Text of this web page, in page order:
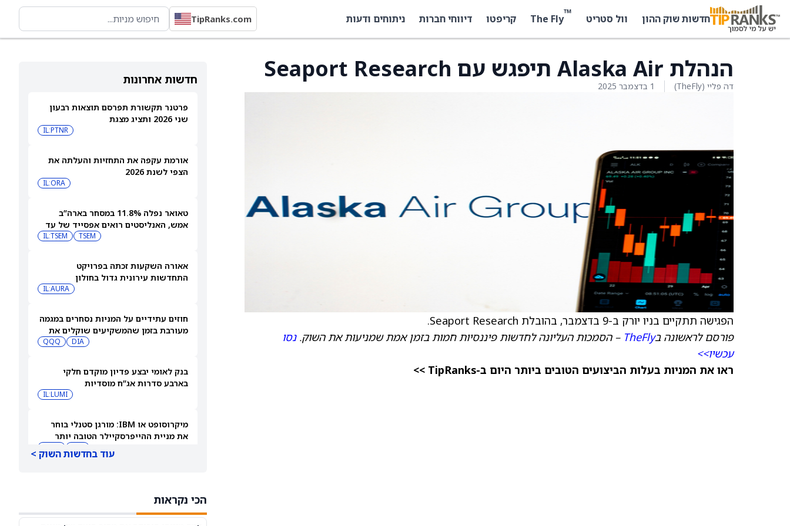
חדשות שוק ההון וול סטריט ™
The Fly קריפטו דיווחי חברות ניתוחים ודעות TipRanks.com
חדשות אחרונות
פרטנר תקשורת תפרסם תוצאות רבעון
שני 2026 ותציג מצגת
IL:PTNR
אורמת עקפה את התחזיות והעלתה את
הצפי לשנת 2026
IL:ORA
טאואר נפלה 11.8% במסחר בארה”ב
אמש, האנליסטים רואים אפסייד של עד
TSEM
IL:TSEM
אאורה השקעות זכתה בפרויקט
התחדשות עירונית גדול בחולון
IL:AURA
חוזים עתידיים על המניות נסחרים במגמה
מעורבת בזמן שהמשקיעים שוקלים את
שיא הסגירה של הדאו ואת השיחות בין
DIA
QQQ
בנק לאומי יבצע פדיון מוקדם חלקי
בארבע סדרות אג”ח מוסדיות
IL:LUMI
מיקרוסופט או IBM: מורגן סטנלי בוחר
את מניית ההייפרסקיילר הטובה יותר
צופה להמשך
עוד בחדשות השוק >
הכי נקראות
הנהלת Alaska Air תיפגש עם Seaport Research
דה פליי (TheFly) 1 בדצמבר 2025
הפגישה תתקיים בניו יורק ב-9 בדצמבר, בהובלת Seaport Research.
פורסם לראשונה בTheFly – הסמכות העליונה לחדשות פיננסיות חמות בזמן אמת שמניעות את השוק.נסו
עכשיו>>
ראו את המניות בעלות הביצועים הטובים ביותר היום ב-TipRanks >>